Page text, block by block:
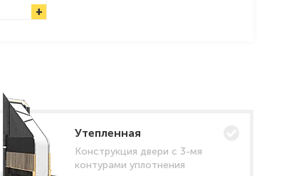
+
Утепленная
Конструкция двери с 3-мя
контурами уплотнения